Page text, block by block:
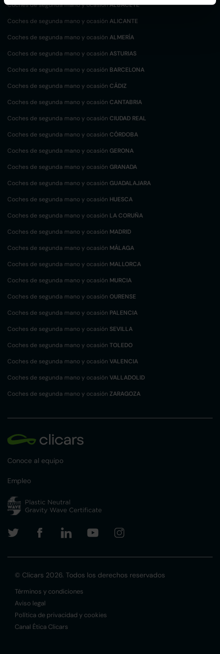
Coches de segunda mano y ocasiónALBACETE
Coches de segunda mano y ocasión ALICANTE
Coches de segunda mano y ocasión ALMERÍA
Coches de segunda mano y ocasión ASTURIAS
Coches de segunda mano y ocasión BARCELONA
Coches de segunda mano y ocasión CÁDIZ
Coches de segunda mano y ocasión CANTABRIA
Coches de segunda mano y ocasión CIUDAD REAL
Coches de segunda mano y ocasión CÓRDOBA
Coches de segunda mano y ocasión GERONA
Coches de segunda mano y ocasión GRANADA
Coches de segunda mano y ocasión GUADALAJARA
Coches de segunda mano y ocasión HUESCA
Coches de segunda mano y ocasión LA CORUÑA
Coches de segunda mano y ocasión MADRID
Coches de segunda mano y ocasión MÁLAGA
Coches de segunda mano y ocasión MALLORCA
Coches de segunda mano y ocasión MURCIA
Coches de segunda mano y ocasión OURENSE
Coches de segunda mano y ocasión PALENCIA
Coches de segunda mano y ocasión SEVILLA
Coches de segunda mano y ocasión TOLEDO
Coches de segunda mano y ocasión VALENCIA
Coches de segunda mano y ocasión VALLADOLID
Coches de segunda mano y ocasión ZARAGOZA
Conoce al equipo
Empleo
© Clicars 2026. Todos los derechos reservados
Términos y condiciones
Aviso legal
Política de privacidad y cookies
Canal Ética Clicars